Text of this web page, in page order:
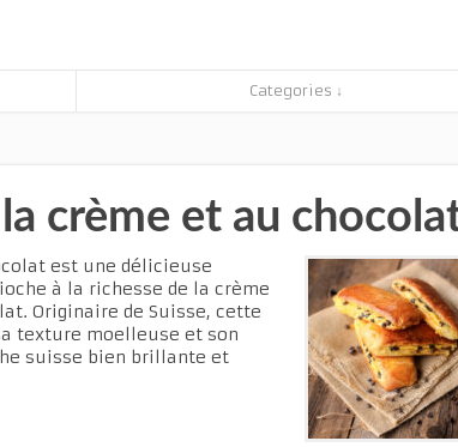
Categories ↓
crème et au
est une délicieuse
à la richesse de la crème
Originaire de Suisse, cette
texture moelleuse et son
suisse bien brillante et